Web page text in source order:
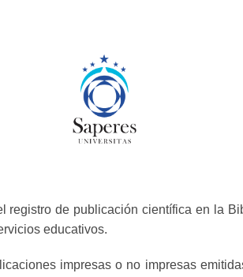
registro de publicación científica en la
educativos.
impresas o no impresas